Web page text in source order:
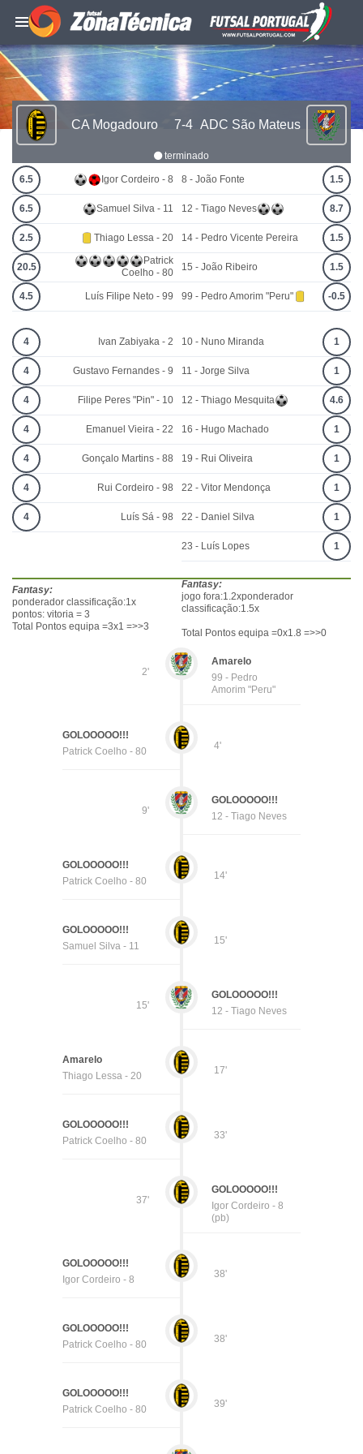
CA Mogadouro 7-4 ADC São Mateus
terminado
6.5 Igor Cordeiro - 8
6.5 Samuel Silva - 11
2.5 Thiago Lessa - 20
20.5
Patrick
Coelho - 80
4.5 Luís Filipe Neto - 99
8 - João Fonte 1.5
12 - Tiago Neves 8.7
14 - Pedro Vicente Pereira 1.5
15 - João Ribeiro 1.5
99 - Pedro Amorim "Peru" -0.5
4 Ivan Zabiyaka - 2
4 Gustavo Fernandes - 9
4 Filipe Peres "Pin" - 10
4 Emanuel Vieira - 22
4 Gonçalo Martins - 88
4 Rui Cordeiro - 98
4 Luís Sá - 98
10 - Nuno Miranda 1
11 - Jorge Silva 1
12 - Thiago Mesquita 4.6
16 - Hugo Machado 1
19 - Rui Oliveira 1
22 - Vitor Mendonça 1
22 - Daniel Silva 1
23 - Luís Lopes 1
Fantasy:
ponderador classificação:1x
pontos: vitoria = 3
Total Pontos equipa =3x1 =>>3
Fantasy:
jogo fora:1.2xponderador
classificação:1.5x
Total Pontos equipa =0x1.8 =>>0
2'
Amarelo
99 - Pedro
Amorim "Peru"
4'
GOLOOOOO!!!
Patrick Coelho - 80
9'
GOLOOOOO!!!
12 - Tiago Neves
14'
GOLOOOOO!!!
Patrick Coelho - 80
15'
GOLOOOOO!!!
Samuel Silva - 11
15'
GOLOOOOO!!!
12 - Tiago Neves
17'
Amarelo
Thiago Lessa - 20
33'
GOLOOOOO!!!
Patrick Coelho - 80
37'
GOLOOOOO!!!
Igor Cordeiro - 8
(pb)
38'
GOLOOOOO!!!
Igor Cordeiro - 8
38'
GOLOOOOO!!!
Patrick Coelho - 80
39'
GOLOOOOO!!!
Patrick Coelho - 80